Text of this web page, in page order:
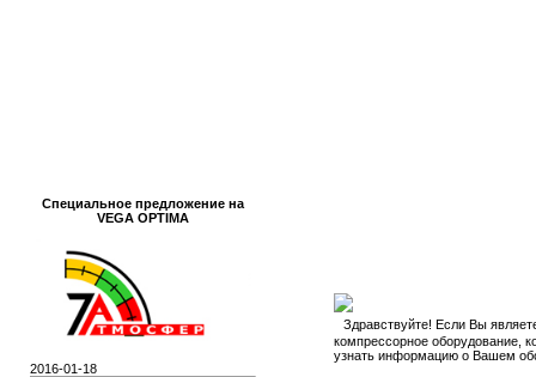
Специальное предложение на
VEGA OPTIMA
2016-01-18
Здравствуйте! Если Вы
компрессорное оборудование,
узнать информацию о Вашем